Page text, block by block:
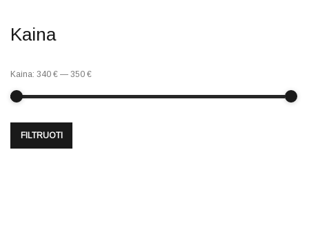
Kaina
FILTRUOTI
Kaina: 340 € — 350 €